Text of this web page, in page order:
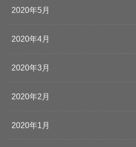
2020年5月
2020年4月
2020年3月
2020年2月
2020年1月